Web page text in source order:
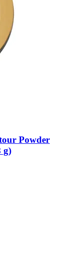
Powder
g)